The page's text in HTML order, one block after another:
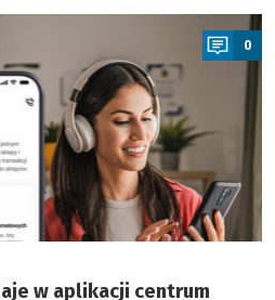
0
w aplikacji centrum